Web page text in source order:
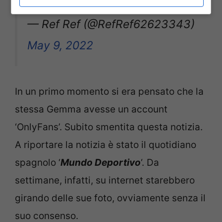
— Ref Ref (@RefRef62623343)
May 9, 2022
In un primo momento si era pensato che la
stessa Gemma avesse un account
‘OnlyFans’. Subito smentita questa notizia.
A riportare la notizia è stato il quotidiano
spagnolo ‘Mundo Deportivo‘. Da
settimane, infatti, su internet starebbero
girando delle sue foto, ovviamente senza il
suo consenso.